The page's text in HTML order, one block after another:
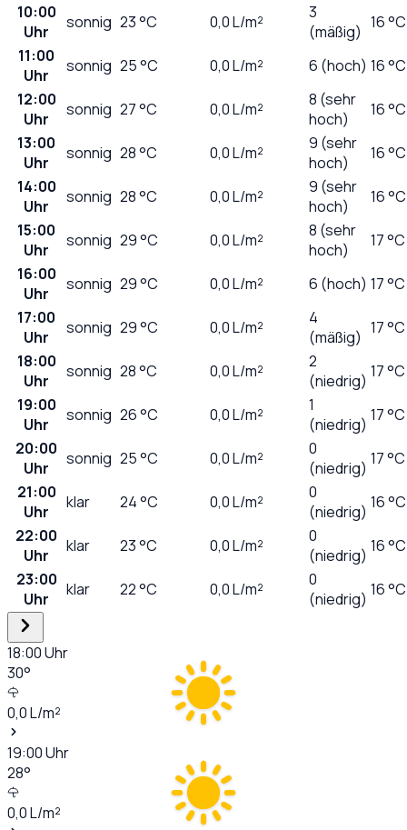
10:00
Uhr
sonnig 23°C 0,0L/m²
3
(mäßig) 16 °C
11:00
Uhr
sonnig 25°C 0,0L/m² 6 (hoch) 16 °C
12:00
Uhr
sonnig 27°C 0,0L/m²
8 (sehr
hoch)
16 °C
13:00
Uhr
sonnig 28°C 0,0L/m²
9 (sehr
hoch)
16 °C
14:00
Uhr
sonnig 28°C 0,0L/m²
9 (sehr
hoch)
16 °C
15:00
Uhr
sonnig 29°C 0,0L/m²
8 (sehr
hoch)
17 °C
16:00
Uhr
sonnig 29°C 0,0L/m² 6 (hoch) 17 °C
17:00
Uhr
sonnig 29°C 0,0L/m²
4
(mäßig) 17 °C
18:00
Uhr
sonnig 28°C 0,0L/m²
2
(niedrig) 17 °C
19:00
Uhr
sonnig 26°C 0,0L/m²
1
(niedrig) 17 °C
20:00
Uhr
sonnig 25°C 0,0L/m²
0
(niedrig) 17 °C
21:00
Uhr
klar 24°C 0,0L/m²
0
(niedrig) 16 °C
22:00
Uhr
klar 23°C 0,0L/m²
0
(niedrig) 16 °C
23:00
Uhr
klar 22°C 0,0L/m²
0
(niedrig) 16 °C
18:00Uhr
30°
0,0L/m²
19:00Uhr
28°
0,0L/m²